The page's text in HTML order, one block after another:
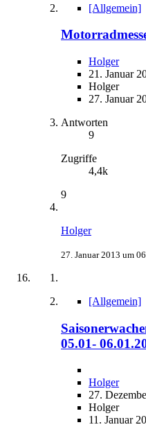
[Allgemein]
Holger
21. Januar
Holger
27. Januar
Antworten
9
Zugriffe
4,4k
9
Holger
27. Januar 2013 um
[Allgemein]
05.01-
Holger
27.
Holger
11. Januar